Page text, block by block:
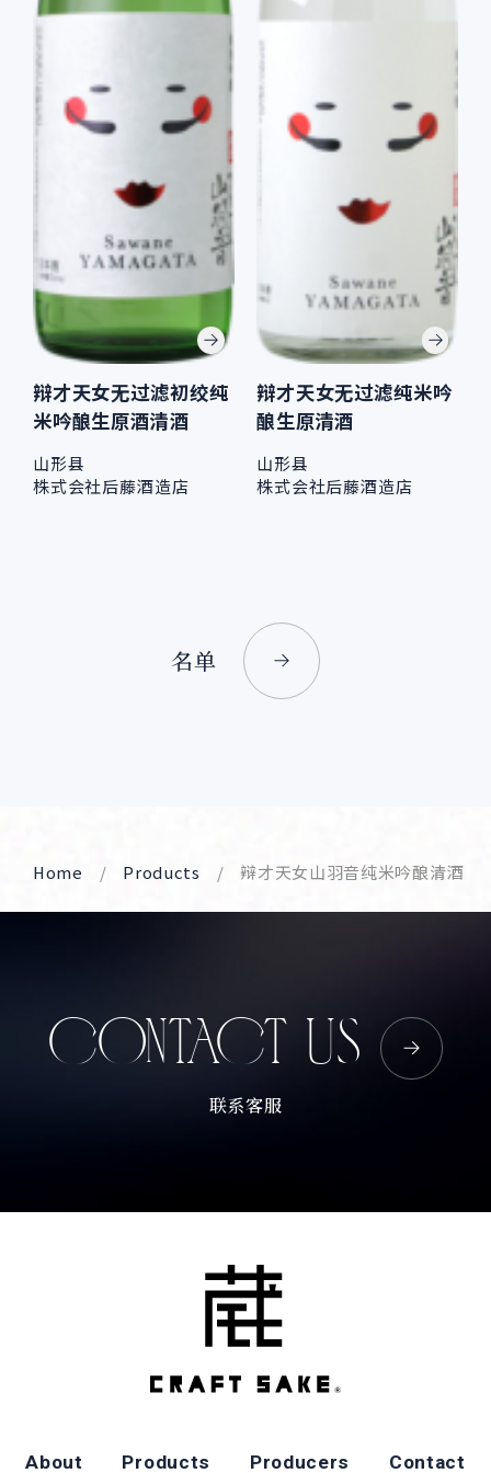
辩才天女无过滤初绞纯
米吟酿生原酒清酒
山形县
株式会社后藤酒造店
辩才天女无过滤纯米吟
酿生原清酒
山形县
株式会社后藤酒造店
名单
Home Products 辩才天女山羽音纯米吟酿清酒
CONTACT US
联系客服
About Products Producers Contact